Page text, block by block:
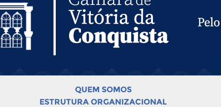
QUEM SOMOS
ESTRUTURA ORGANIZACIONAL